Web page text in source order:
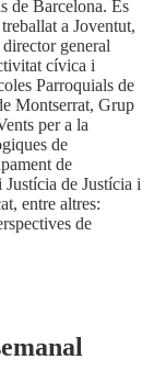
de Barcelona. És
a Joventut,
general
cívica i
Parroquials de
Montserrat, Grup
per a la
de
de
de Justícia i
entre altres:
de